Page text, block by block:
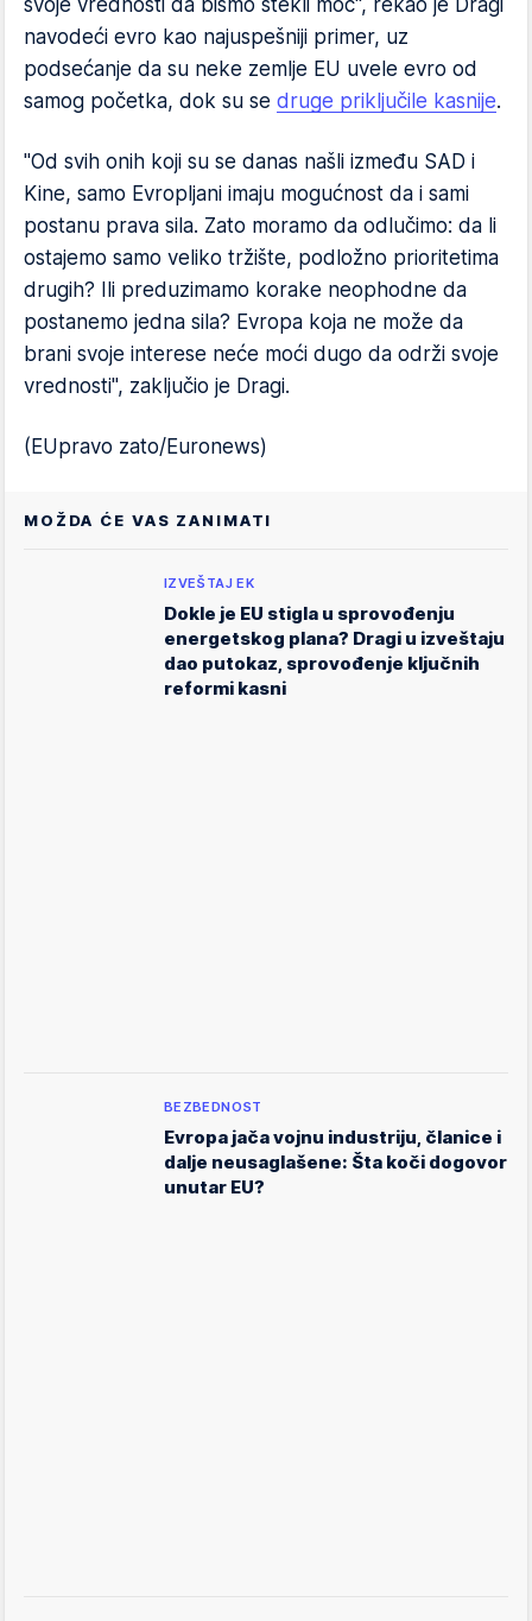
svoje vrednosti da bismo stekli moć", rekao je Dragi
navodeći evro kao najuspešniji primer, uz
podsećanje da su neke zemlje EU uvele evro od
samog početka, dok su se druge priključile kasnije.
"Od svih onih koji su se danas našli između SAD i
Kine, samo Evropljani imaju mogućnost da i sami
postanu prava sila. Zato moramo da odlučimo: da li
ostajemo samo veliko tržište, podložno prioritetima
drugih? Ili preduzimamo korake neophodne da
postanemo jedna sila? Evropa koja ne može da
brani svoje interese neće moći dugo da održi svoje
vrednosti", zaključio je Dragi.
(EUpravo zato/Euronews)
MOŽDA ĆE VAS ZANIMATI
IZVEŠTAJ EK
Dokle je EU stigla u sprovođenju
energetskog plana? Dragi u izveštaju
dao putokaz, sprovođenje ključnih
reformi kasni
BEZBEDNOST
Evropa jača vojnu industriju, članice i
dalje neusaglašene: Šta koči dogovor
unutar EU?